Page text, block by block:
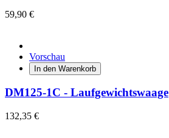
59,90 €
Vorschau
In den Warenkorb
DM125-1C - Laufgewichtswaage
132,35 €